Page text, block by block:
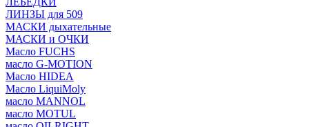
ЛИНЗЫ для 509
МАСКИ дыхательные
МАСКИ и ОЧКИ
Масло FUCHS
масло G-MOTION
Масло HIDEA
Масло LiquiMoly
масло MANNOL
масло MOTUL